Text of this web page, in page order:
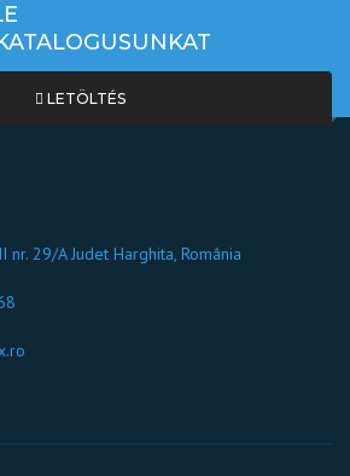
LETÖLTÉS
nr. 29/A Judet Harghita, România